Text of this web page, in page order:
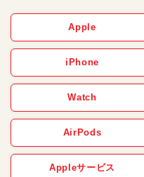
Apple
iPhone
Watch
AirPods
Appleサービス